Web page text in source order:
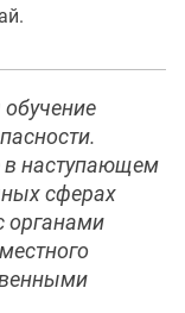
в наступающем
сферах
органами